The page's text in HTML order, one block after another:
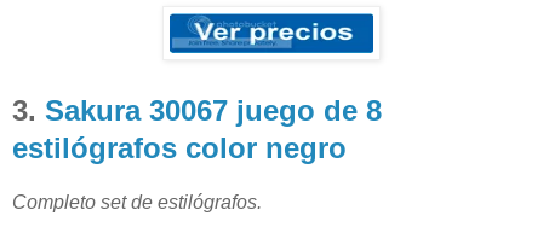
3. Sakura 30067 juego de 8
estilógrafos color negro
Completo set de estilógrafos.